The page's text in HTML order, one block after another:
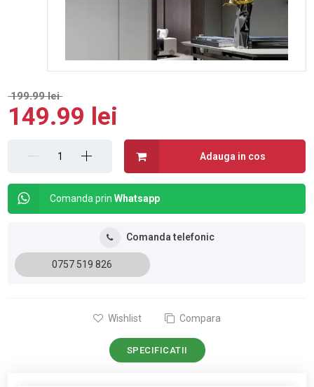
199.99 lei
149.99 lei
Adauga in cos
Comanda prinWhatsapp
Comanda telefonic
0757 519 826
Wishlist Compara
SPECIFICATII